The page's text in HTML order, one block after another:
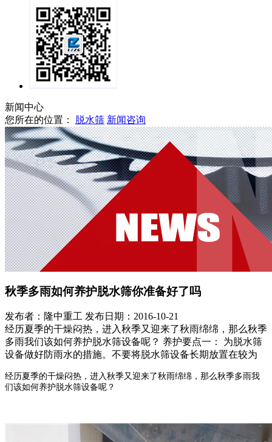
新闻中心
您所在的位置：
脱水筛 新闻咨询
秋季多雨如何养护脱水筛你准备好了吗
发布者：隆中重工 发布日期：2016-10-21
经历夏季的干燥闷热，进入秋季又迎来了秋雨绵绵，那么秋季
多雨我们该如何养护脱水筛设备呢？ 养护要点一： 为脱水筛
设备做好防雨水的措施。不要将脱水筛设备长期放置在较为
经历夏季的干燥闷热，进入秋季又迎来了秋雨绵绵，那么秋季多雨我
们该如何养护脱水筛设备呢？